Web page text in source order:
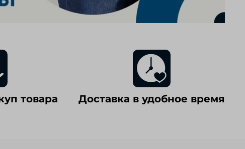
товара Доставка в удобное время